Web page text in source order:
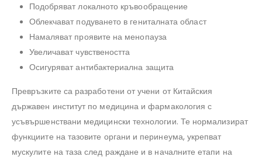
Подобряват локалното кръвообращение
Облекчават подуването в гениталната област
Намаляват проявите на менопауза
Увеличават чувствеността
Осигуряват антибактериална защита
Превръзките са разработени от учени от Китайския
държавен институт по медицина и фармакология с
усъвършенствани медицински технологии. Те нормализират
функциите на тазовите органи и перинеума, укрепват
мускулите на таза след раждане и в началните етапи на